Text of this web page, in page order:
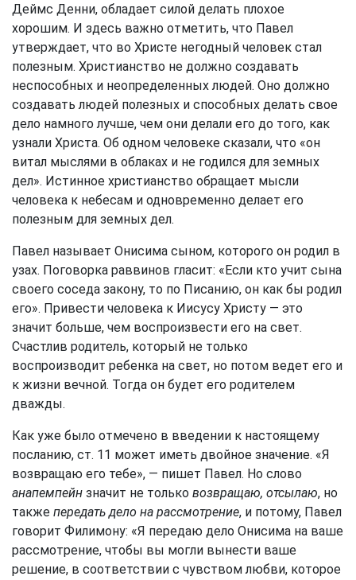
Деймс Денни, обладает силой делать плохое
хорошим. И здесь важно отметить, что Павел
утверждает, что во Христе негодный человек стал
полезным. Христианство не должно создавать
неспособных и неопределенных людей. Оно должно
создавать людей полезных и способных делать свое
дело намного лучше, чем они делали его до того, как
узнали Христа. Об одном человеке сказали, что «он
витал мыслями в облаках и не годился для земных
дел». Истинное христианство обращает мысли
человека к небесам и одновременно делает его
полезным для земных дел.
Павел называет Онисима сыном, которого он родил в
узах. Поговорка раввинов гласит: «Если кто учит сына
своего соседа закону, то по Писанию, он как бы родил
его». Привести человека к Иисусу Христу — это
значит больше, чем воспроизвести его на свет.
Счастлив родитель, который не только
воспроизводит ребенка на свет, но потом ведет его и
к жизни вечной. Тогда он будет его родителем
дважды.
Как уже было отмечено в введении к настоящему
посланию, ст. 11 может иметь двойное значение. «Я
возвращаю его тебе», — пишет Павел. Но слово
анапемпейн значит не только возвращаю, отсылаю, но
также передать дело на рассмотрение, и потому, Павел
говорит Филимону: «Я передаю дело Онисима на ваше
рассмотрение, чтобы вы могли вынести ваше
решение, в соответствии с чувством любви, которое